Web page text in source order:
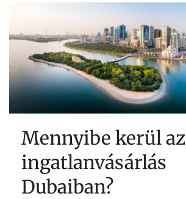
Mennyibe kerül az
ingatlanvásárlás
Dubaiban?